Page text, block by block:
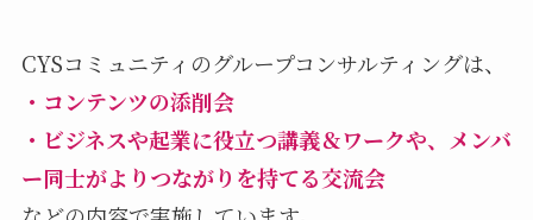
CYSコミュニティのグループコンサルティングは、
・コンテンツの添削会
・ビジネスや起業に役立つ講義＆ワークや、メンバ
ー同士がよりつながりを持てる交流会